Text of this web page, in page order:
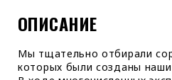
ОПИСАНИЕ
Мы тщательно отбирали
которых были созданы